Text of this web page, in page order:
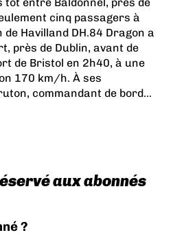
cinq passagers à
de Havilland DH.84 Dragon a
près de Dublin, avant de
de Bristol en 2h40, à une
170 km/h. À ses
commandant de bord...
aux abonnés
?